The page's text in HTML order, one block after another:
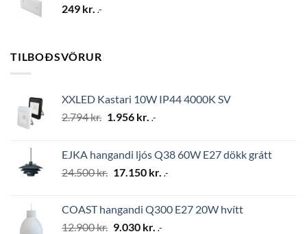
249 kr. .-
TILBOÐSVÖRUR
XXLED Kastari 10W IP44 4000K SV
2.794kr. Original
2.794 kr..
1.956 kr. Current
1.956 kr..
.-
EJKA hangandi ljós Q38 60W E27 dökk grátt
24.500kr. Original
24.500 kr..
17.150 kr. Current
17.150 kr..
.-
COAST hangandi Q300 E27 20W hvítt
12.900kr. Original
9.030 kr. Current
.-